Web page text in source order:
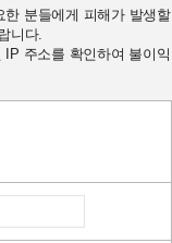
분들에게 피해가 발생할
니다.
주소를 확인하여 불이익